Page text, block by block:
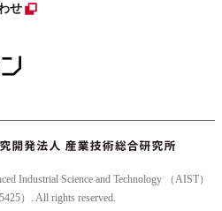
せ
Industrial Science and Technology （AIST）
）. All rights reserved.